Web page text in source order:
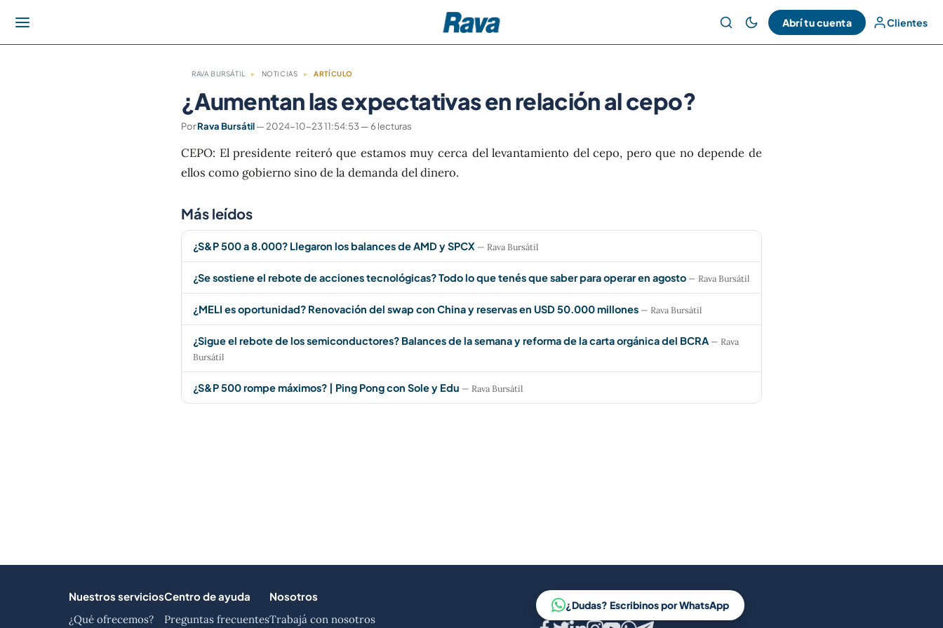
Abrí tu cuenta Clientes
RAVA BURSÁTIL ▸ NOTICIAS ▸ ARTÍCULO
¿Aumentan las expectativas en relación al cepo?
PorRava Bursátil— 2024-10-23 11:54:53 — 6 lecturas
CEPO: El presidente reiteró que estamos muy cerca del levantamiento del cepo, pero que no depende de
ellos como gobierno sino de la demanda del dinero.
Más leídos
¿S&P 500 a 8.000? Llegaron los balances de AMD y SPCX — Rava Bursátil
¿Se sostiene el rebote de acciones tecnológicas? Todo lo que tenés que saber para operar en agosto — Rava Bursátil
¿MELI es oportunidad? Renovación del swap con China y reservas en USD 50.000 millones — Rava Bursátil
¿Sigue el rebote de los semiconductores? Balances de la semana y reforma de la carta orgánica del BCRA — Rava
Bursátil
¿S&P 500 rompe máximos? | Ping Pong con Sole y Edu — Rava Bursátil
Nuestros servicios
¿Qué ofrecemos?
Centro de ayuda
Preguntas frecuentes
Nosotros
Trabajá con nosotros
¿Dudas? Escribinos por WhatsApp